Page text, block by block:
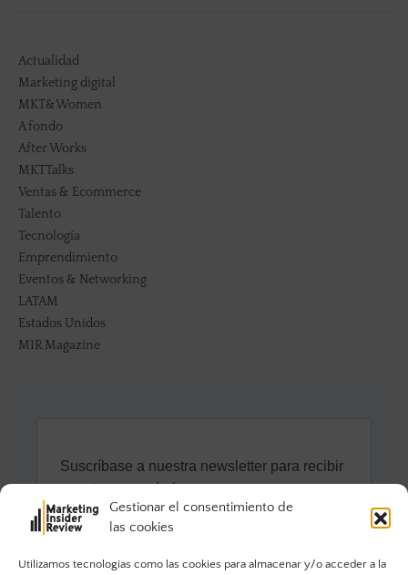
Gestionar el consentimiento de
las cookies
Utilizamos tecnologías como las cookies para almacenar y/o acceder a la
Actualidad
Marketing digital
MKT&Women
A fondo
After Works
MKTTalks
Ventas & Ecommerce
Talento
Tecnología
Emprendimiento
Eventos & Networking
LATAM
Estados Unidos
MIR Magazine